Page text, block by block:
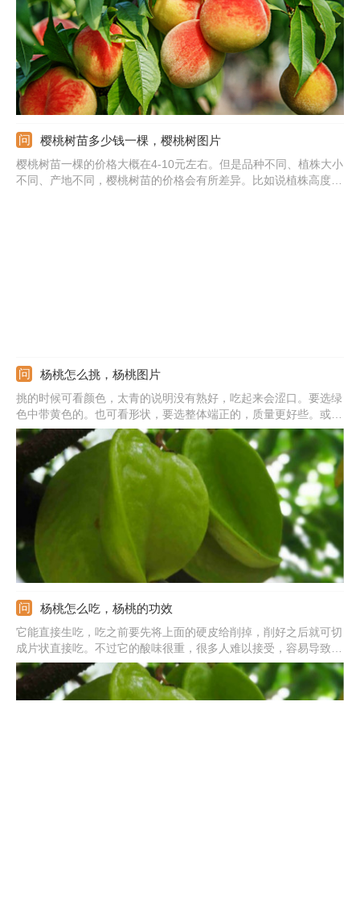
樱桃树苗多少钱一棵，樱桃树图片
樱桃树苗一棵的价格大概在4-10元左右。但是品种不同、植株大小
不同、产地不同，樱桃树苗的价格会有所差异。比如说植株高度在
杨桃怎么挑，杨桃图片
挑的时候可看颜色，太青的说明没有熟好，吃起来会涩口。要选绿
色中带黄色的。也可看形状，要选整体端正的，质量更好些。或者
看果皮也行，果皮要没有伤痕且有光泽的，光线下会反光的，这样
的比较新鲜。除了观察外，还可摸硬度，掂重量。若是捏起来软的
不要选，且同等大小的要选比较重的，这样的水分更多。
杨桃怎么吃，杨桃的功效
它能直接生吃，吃之前要先将上面的硬皮给削掉，削好之后就可切
成片状直接吃。不过它的酸味很重，很多人难以接受，容易导致牙
齿麻木。建议是加入适量的白糖，调匀之后拌着吃，这样更容易被
接受，口感也会更好，更诱人。此外，还可炖着吃，切成丁后和芡
米、晚米一起放在瓦罐内，加入清水小火炖一小时就行。